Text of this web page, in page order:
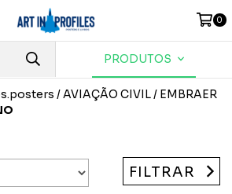
0
PRODUTOS
/AVIAÇÃO CIVIL/ EMBRAER
FILTRAR